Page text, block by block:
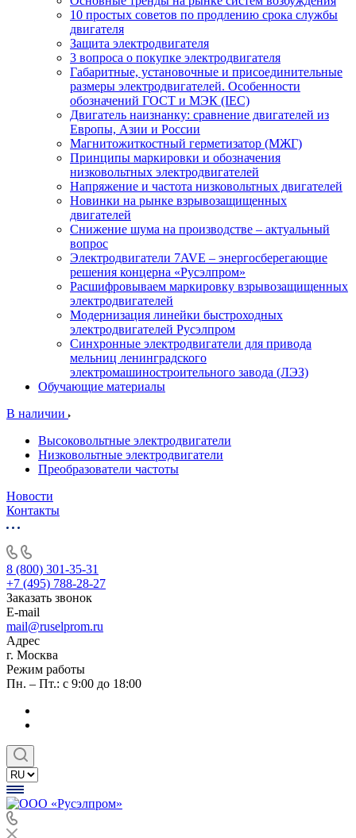
10 простых советов по продлению срока службы
двигателя
Защита электродвигателя
3 вопроса о покупке электродвигателя
Габаритные, установочные и присоединительные
размеры электродвигателей. Особенности
обозначений ГОСТ и МЭК (IEC)
Двигатель наизнанку: сравнение двигателей из
Европы, Азии и России
Магнитожиткостный герметизатор (МЖГ)
Принципы маркировки и обозначения
низковольтных электродвигателей
Напряжение и частота низковольтных двигателей
Новинки на рынке взрывозащищенных
двигателей
Снижение шума на производстве – актуальный
вопрос
Электродвигатели 7AVE – энергосберегающие
решения концерна «Русэлпром»
Расшифровываем маркировку взрывозащищенных
электродвигателей
Модернизация линейки быстроходных
электродвигателей Русэлпром
Синхронные электродвигатели для привода
мельниц ленинградского
электромашиностроительного завода (ЛЭЗ)
Обучающие материалы
В наличии
Высоковольтные электродвигатели
Низковольтные электродвигатели
Преобразователи частоты
Новости
Контакты
8 (800) 301-35-31
+7 (495) 788-28-27
Заказать звонок
E-mail
mail@ruselprom.ru
Адрес
г. Москва
Режим работы
Пн. – Пт.: с 9:00 до 18:00